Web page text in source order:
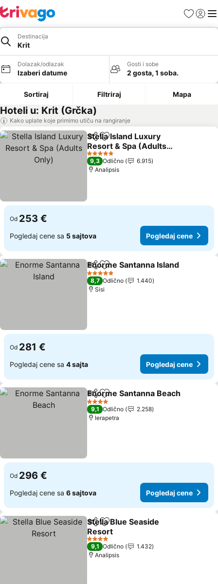
FavoritiPrijavi
Destinacija
Krit
Dolazak/odlazak
Izaberi datume
Gosti i sobe
2 gosta, 1 soba.
Sortiraj Filtriraj Mapa
Hoteli u: Krit (Grčka)
Kako uplate koje primimo utiču na rangiranje
Deli Dodati u favorite
Stella Island Luxury
Resort & Spa (Adults
Only)
5 Zvezdice
9,3 Odlično
6.915
Analipsis
Od 253 €
Pogledaj cene sa 5 sajtova Pogledaj cene
Deli Dodati u favorite
Enorme Santanna Island
5 Zvezdice
8,7 Odlično
1.440
Sisi
Od 281 €
Pogledaj cene sa 4 sajta Pogledaj cene
Deli Dodati u favorite
Enorme Santanna Beach
4 Zvezdice
9,1 Odlično
2.258
Ierapetra
Od 296 €
Pogledaj cene sa 6 sajtova Pogledaj cene
Deli Dodati u favorite
Stella Blue Seaside
Resort
4 Zvezdice
9,1 Odlično
1.432
Analipsis